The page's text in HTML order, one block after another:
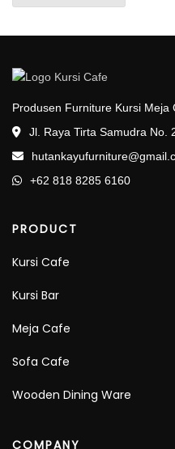
Produsen Furniture Kursi Meja
Jl. Raya Tirta Samudra No.
+62 818 8285 6160
PRODUCT
Kursi Cafe
Kursi Bar
Meja Cafe
Sofa Cafe
Wooden Dining Ware
COMPANY